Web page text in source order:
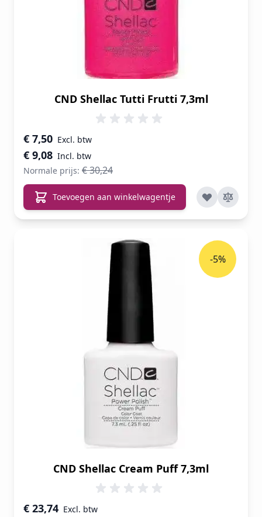
CND Shellac Tutti Frutti 7,3ml
Speciale prijs
€ 9,08
€ 7,50
Normale prijs: € 30,24
Toevoegen aan winkelwagentje
CND Shellac Cream Puff 7,3ml
Speciale prijs
€ 23,74
-5%